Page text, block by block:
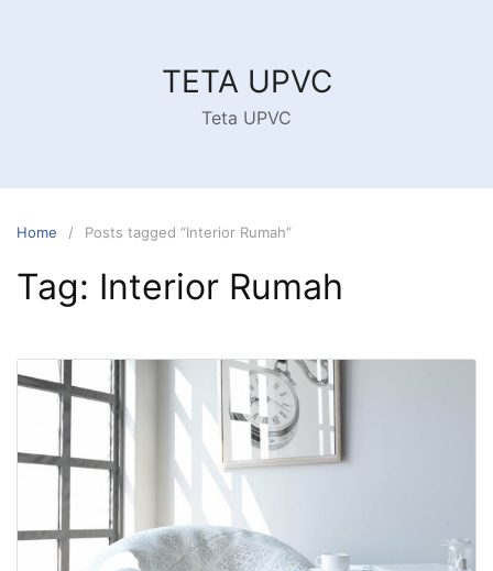
TETA UPVC
Teta UPVC
Home Posts tagged “Interior Rumah”
Tag: Interior Rumah